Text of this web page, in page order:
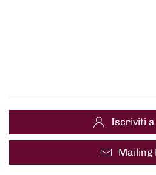
Iscriviti a
Mailing